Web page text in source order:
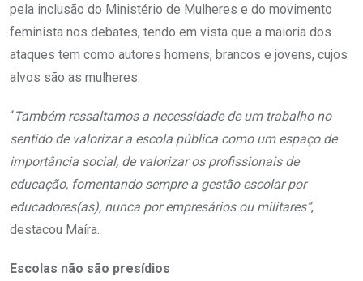
pela inclusão do Ministério de Mulheres e do movimento
feminista nos debates, tendo em vista que a maioria dos
ataques tem como autores homens, brancos e jovens, cujos
alvos são as mulheres.
“Também ressaltamos a necessidade de um trabalho no
sentido de valorizar a escola pública como um espaço de
importância social, de valorizar os profissionais de
educação, fomentando sempre a gestão escolar por
educadores(as), nunca por empresários ou militares”,
destacou Maíra.
Escolas não são presídios